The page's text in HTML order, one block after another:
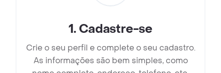
1. Cadastre-se
Crie o seu perfil e complete o seu cadastro.
As informações são bem simples, como